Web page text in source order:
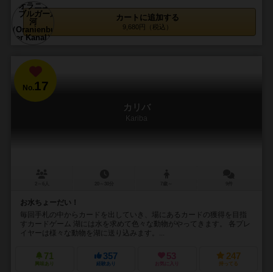
カートに追加する
9,680円（税込）
No.17
カリバ
Kariba
お水ちょーだい！
毎回手札の中からカードを出していき、場にあるカードの獲得を目指
すカードゲーム 湖には水を求めて色々な動物がやってきます。 各プレ
イヤーは様々な動物を湖に送り込みます。...
71
興味あり
357
経験あり
53
お気に入り
247
持ってる